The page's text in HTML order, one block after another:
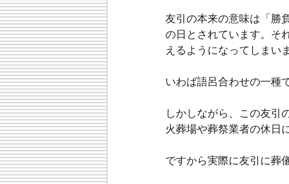
友引の本来の意味は「勝
の日とされています。そ
えるようになってしまい
いわば語呂合わせの一種
しかしながら、この友引
火葬場や葬祭業者の休日
ですから実際に友引に葬